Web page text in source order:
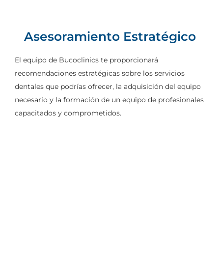
Asesoramiento Estratégico
El equipo de Bucoclinics te proporcionará
recomendaciones estratégicas sobre los servicios
dentales que podrías ofrecer, la adquisición del equipo
necesario y la formación de un equipo de profesionales
capacitados y comprometidos.